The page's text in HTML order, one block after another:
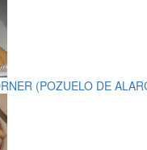
(POZUELO DE